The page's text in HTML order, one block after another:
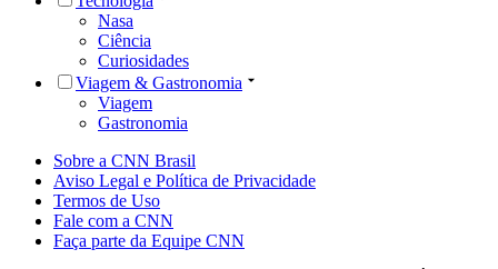
Nasa
Ciência
Curiosidades
Viagem & Gastronomia
Viagem
Gastronomia
Sobre a CNN Brasil
Aviso Legal e Política de Privacidade
Termos de Uso
Fale com a CNN
Faça parte da Equipe CNN